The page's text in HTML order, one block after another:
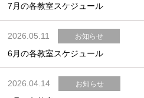
7月の各教室スケジュール
2026.05.11 お知らせ
6月の各教室スケジュール
2026.04.14 お知らせ